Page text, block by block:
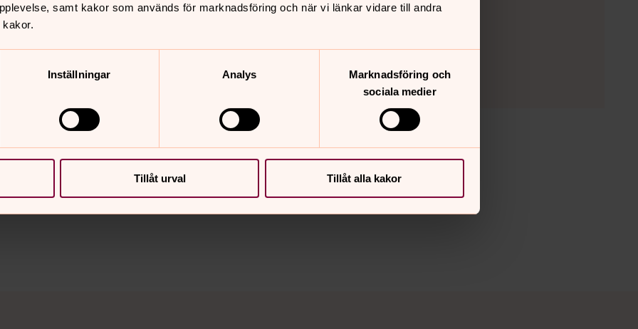
samt kakor som används för marknadsföring och när vi länkar vidare till andra
Inställningar Analys
Marknadsföring och
sociala medier
Tillåt urval Tillåt alla kakor